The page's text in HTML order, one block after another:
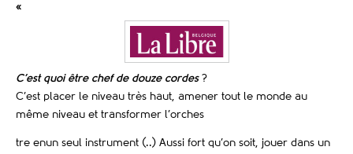
«
C’est quoi être chef de douze cordes?
C’est placer le niveau très haut, amener tout le monde au
même niveau et transformer l’orches
tre enun seul instrument (..) Aussi fort qu’on soit, jouer dans un